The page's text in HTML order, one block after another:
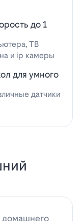
до 1
ТВ
и ip камеры
для умного
датчики
домашнего